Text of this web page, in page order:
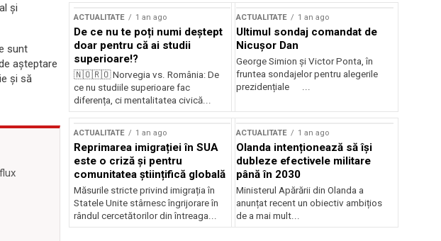
și
sunt
așteptare
și să
ACTUALITATE 1 an ago
De ce nu te poți numi deștept
doar pentru că ai studii
superioare!?
🇳🇴🇷🇴 Norvegia vs. România: De
ce nu studiile superioare fac
diferența, ci mentalitatea civică...
ACTUALITATE 1 an ago
Ultimul sondaj comandat de
Nicușor Dan
George Simion și Victor Ponta, în
fruntea sondajelor pentru alegerile
prezidențiale ...
ACTUALITATE 1 an ago
Reprimarea imigrației în SUA
este o criză și pentru
comunitatea științifică globală
Măsurile stricte privind imigrația în
Statele Unite stârnesc îngrijorare în
rândul cercetătorilor din întreaga...
ACTUALITATE 1 an ago
Olanda intenționează să își
dubleze efectivele militare
până în 2030
Ministerul Apărării din Olanda a
anunțat recent un obiectiv ambițios
de a mai mult...